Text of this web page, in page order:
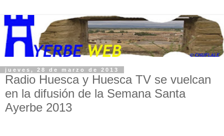
jueves, 28 de marzo de 2013
Radio Huesca y Huesca TV se vuelcan
en la difusión de la Semana Santa
Ayerbe 2013